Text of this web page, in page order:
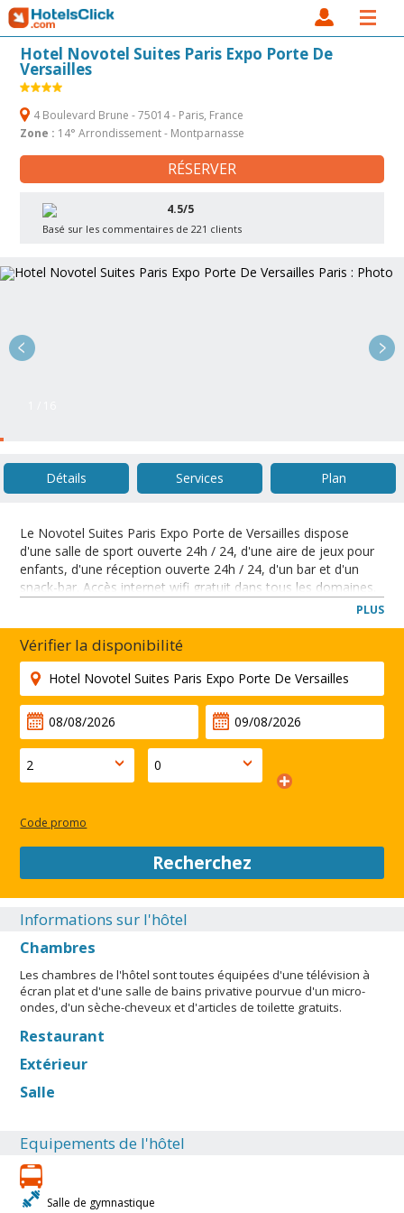
Hotel Novotel Suites Paris Expo Porte De
Versailles
4 Boulevard Brune - 75014 - Paris, France
Zone : 14° Arrondissement - Montparnasse
RÉSERVER
4.5/5
Basé sur les commentaires de 221 clients
Détails Services Plan
Le Novotel Suites Paris Expo Porte de Versailles dispose
d'une salle de sport ouverte 24h / 24, d'une aire de jeux pour
enfants, d'une réception ouverte 24h / 24, d'un bar et d'un
snack-bar. Accès internet wifi gratuit dans tous les domaines.
L'hôtel est situé dans le sud de Paris, à seulement 13 km dePLUS
Vérifier la disponibilité
Code promo
Recherchez
Informations sur l'hôtel
Chambres
Les chambres de l'hôtel sont toutes équipées d'une télévision à
écran plat et d'une salle de bains privative pourvue d'un micro-
ondes, d'un sèche-cheveux et d'articles de toilette gratuits.
Restaurant
Extérieur
Salle
Equipements de l'hôtel
Salle de gymnastique